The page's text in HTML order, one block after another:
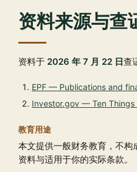
资料来源与查
资料于 2026 年 7 月 22 日查
EPF — Publications and
Investor.gov — Ten Things
教育用途
本文提供一般财务教育，不
资料与适用于你的实际条款。